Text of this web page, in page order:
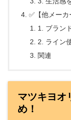
✅【他メーカ
1. ブラン
2. ライン
関連
マツキヨオ
め！